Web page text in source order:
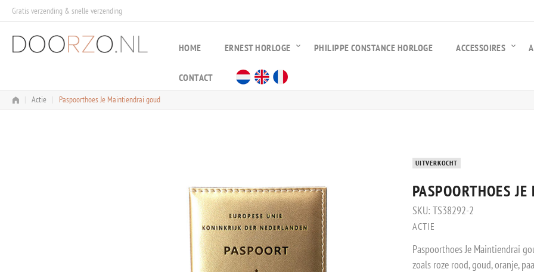
Skip
to
content
Gratis verzending & snelle verzending
HOME ERNEST HORLOGE PHILIPPE CONSTANCE HORLOGE ACCESSOIRES
CONTACT
Actie Paspoorthoes Je Maintiendrai goud
UITVERKOCHT
PASPOORTHOES
SKU: TS38292-2
ACTIE
Paspoorthoes Je Maintiendrai
zoals roze rood, goud, oranje,